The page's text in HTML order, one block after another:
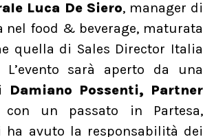
Luca De Siero, manager di
nel food & beverage, maturata
quella di Sales Director Italia
sarà aperto da una
Damiano Possenti, Partner
un passato in Partesa,
ha avuto la responsabilità dei